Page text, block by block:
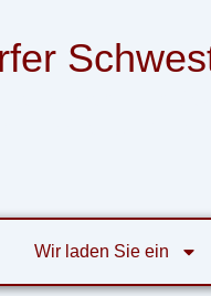
Wir laden Sie ein